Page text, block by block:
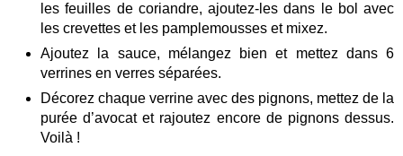
les feuilles de coriandre, ajoutez-les dans le bol avec
les crevettes et les pamplemousses et mixez.
Ajoutez la sauce, mélangez bien et mettez dans 6
verrines en verres séparées.
Décorez chaque verrine avec des pignons, mettez de la
purée d’avocat et rajoutez encore de pignons dessus.
Voilà !